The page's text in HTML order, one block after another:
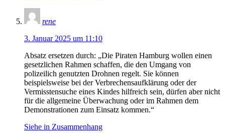
rene
3. Januar 2025 um 11:10
Absatz ersetzen durch: „Die Piraten Hamburg wollen einen
gesetzlichen Rahmen schaffen, die den Umgang von
polizeilich genutzten Drohnen regelt. Sie können
beispielsweise bei der Verbrechensaufklärung oder der
Vermisstensuche eines Kindes hilfreich sein, dürfen aber nicht
für die allgemeine Überwachung oder im Rahmen dem
Demonstrationen zum Einsatz kommen.“
Siehe in Zusammenhang